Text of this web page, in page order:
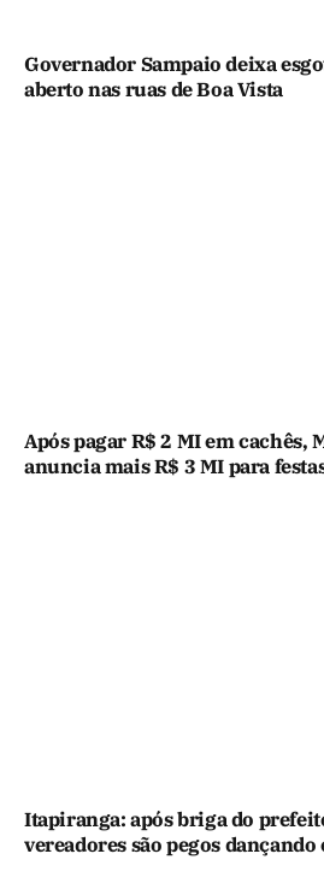
Governador Sampaio deixa
aberto nas ruas de Boa Vista
Após pagar R$ 2 MI em cachês,
anuncia mais R$ 3 MI para
Itapiranga: após briga do
vereadores são pegos dançando